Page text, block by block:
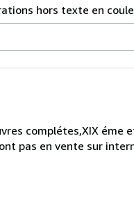
hors texte en
complétes,XIX éme
pas en vente sur